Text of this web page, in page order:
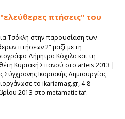
πτήσεις" του
Τσόκλη στην παρουσίαση των
πτήσεων 2" μαζί με τη
Δήμητρα Κόχιλα και τη
Κυριακή Σπανού στο arteis 2013 |
Σύγχρονης Ικαριακής Δημιουργίας
το ikariamag.gr, 4-8
2013 στο metamatic:taf.